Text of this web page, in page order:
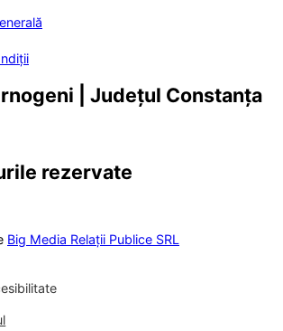
| Județul Constanța
rezervate
Big Media Relații Publice SRL